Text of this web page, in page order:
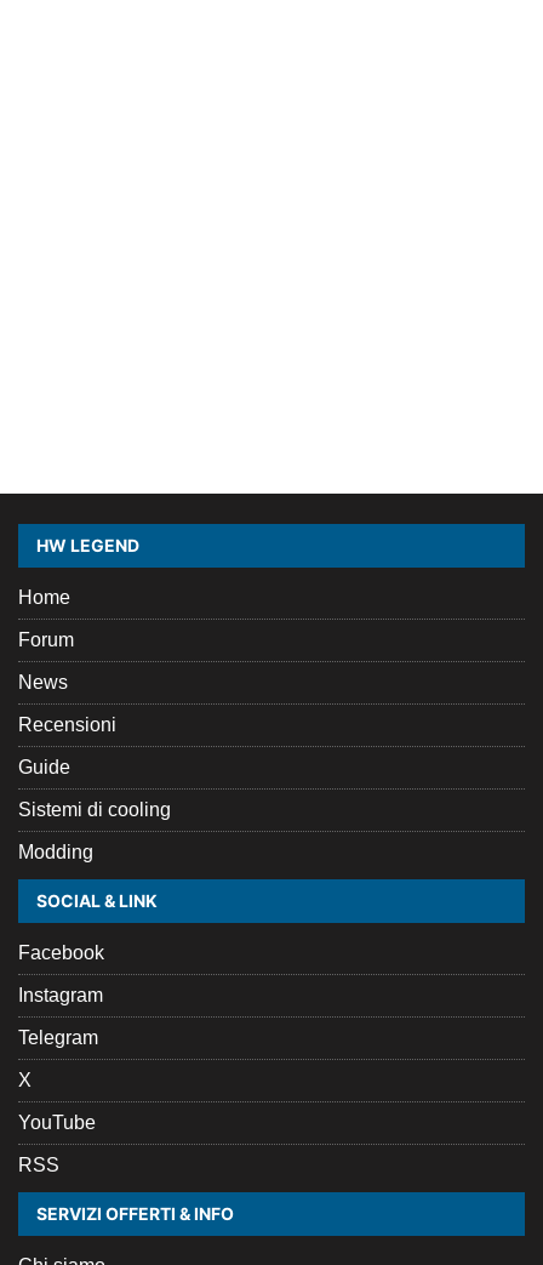
HW LEGEND
Home
Forum
News
Recensioni
Guide
Sistemi di cooling
Modding
SOCIAL & LINK
Facebook
Instagram
Telegram
X
YouTube
RSS
SERVIZI OFFERTI & INFO